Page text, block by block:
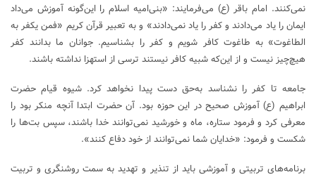
نمی‌کنند. امام باقر (ع) می‌فرمایند: «بنی‌امیه اسلام را این‌گونه آموزش می‌داد
ایمان را یاد می‌دادند و کفر را یاد نمی‌دادند» و به تعبیر قرآن کریم «فمن یکفر به
الطاغوت» به طاغوت کافر شویم و کفر را بشناسیم. جوانان ما بدانند کفر
هیچ‌چیز نیست و از این‌که شبیه کافر نیستند ترسی از استهزا نداشته باشند.
جامعه تا کفر را نشناسد به‌حق دست پیدا نخواهد کرد. شیوه قیام حضرت
ابراهیم (ع) آموزش صحیح در این حوزه بود. آن حضرت ابتدا آنچه منکر بود را
معرفی کرد و فرمود ستاره، ماه و خورشید نمی‌توانند خدا باشند، سپس بت‌ها را
شکست و فرمود: «خدایان شما نمی‌توانند از خود دفاع کنند».
برنامه‌های تربیتی و آموزشی باید از تنذیر و تهدید به سمت روشنگری و تربیت